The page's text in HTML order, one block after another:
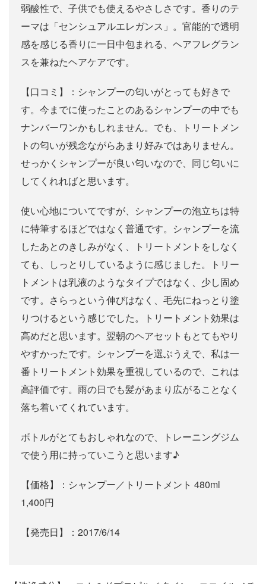
弱酸性で、子供でも使えるやさしさです。香りのテ
ーマは「センシュアルエレガンス」。官能的で透明
感を感じる香りに一日中包まれる、ヘアフレグラン
スを兼ねたヘアケアです。
【口コミ】：シャンプーの匂いがとっても好きで
す。今までに使ったことのあるシャンプーの中でも
ナンバーワンかもしれません。でも、トリートメン
トの匂いが残念ながらあまり好みではありません。
せっかくシャンプーが良い匂いなので、同じ匂いに
してくれればと思います。
使い心地についてですが、シャンプーの泡立ちは特
に特筆するほどではなく普通です。シャンプーを流
したあとのきしみがなく、トリートメントをしなく
ても、しっとりしているように感じました。トリー
トメントは乳液のようなタイプではなく、少し固め
です。さらっという伸びはなく、毛先にねっとり塗
りつけるという感じでした。トリートメント効果は
高めだと思います。翌朝のヘアセットもとてもやり
やすかったです。シャンプーを選ぶうえで、私は一
番トリートメント効果を重視しているので、これは
高評価です。雨の日でも髪があまり広がることなく
落ち着いてくれています。
ボトルがとてもおしゃれなので、トレーニングジム
で使う用に持っていこうと思います♪
【価格】：シャンプー／トリートメント 480ml
1,400円
【発売日】：2017/6/14